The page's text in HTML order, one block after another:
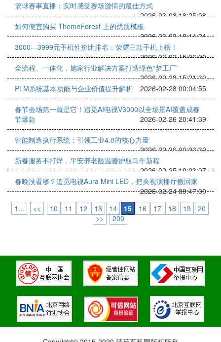
篮球赛事直播：实时感受赛场激情的最佳方式
2026-03-03 18:25:08
如何便宜购买 ThemeForest 上的优质模板
2026-03-03 18:14:21
3000—3999元手机性价比排名：荣耀三款手机上榜！
2026-03-02 15:06:00
全流程、一体化，施家行业解决方案打造绿色“梦工厂”
2026-02-28 15:21:30
PLM系统基本功能与企业价值提升解析
2026-02-28 00:04:55
春节会场第一就是它！追觅AI电视V3000以全场景AI覆盖成春
节爆款
2026-02-26 20:41:39
智能制造执行系统：引领工业4.0的核心力量
2026-02-26 00:03:32
新春服务不打烊，平安养老险温暖护航马年新程
2026-02-25 19:03:07
春晚没看够？追觅电视Aura Mini LED，把央视演播厅搬回家
2026-02-24 09:47:00
1...
<< 10 11 12 13 14 15 16 17 18 19
20
>>
200